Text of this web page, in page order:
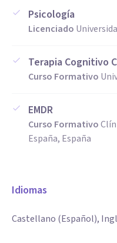
Psicología
Licenciado
Terapia Cognitivo
Curso Formativo
EMDR
Curso Formativo
España, España
Idiomas
Castellano (Español),